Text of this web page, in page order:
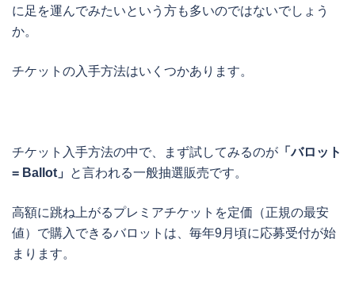
に足を運んでみたいという方も多いのではないでしょう
か。
チケットの入手方法はいくつかあります。
チケット入手方法の中で、まず試してみるのが 「バロット
= Ballot」 と言われる一般抽選販売です。
高額に跳ね上がるプレミアチケットを定価（正規の最安
値）で購入できるバロットは、毎年9月頃に応募受付が始
まります。